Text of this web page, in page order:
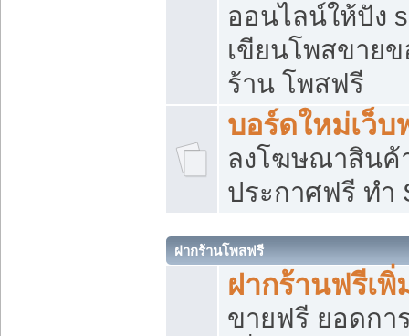
ออนไลน์ให้ปัง
เขียนโพสขาย
ร้าน โพสฟรี
บอร์ดใหม่เว็บ
ลงโฆษณาสิน
ประกาศฟรี ทำ
ฝากร้านโพสฟรี
ฝากร้านฟรีเ
ขายฟรี ยอดกา